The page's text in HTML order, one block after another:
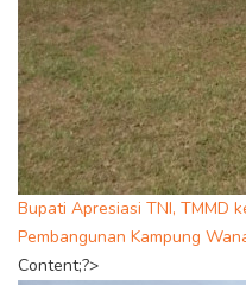
Bupati Apresiasi TNI, TMMD
Pembangunan Kampung
Content;?>